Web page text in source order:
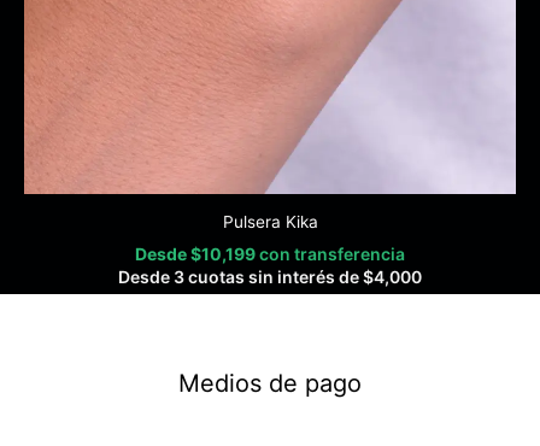
Pulsera Kika
Desde$10,199con transferencia
Desde 3 cuotas sin interés de$4,000
Medios de pago